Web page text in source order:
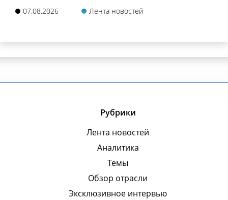
07.08.2026 Лента новостей
Рубрики
Лента новостей
Аналитика
Темы
Обзор отрасли
Эксклюзивное интервью